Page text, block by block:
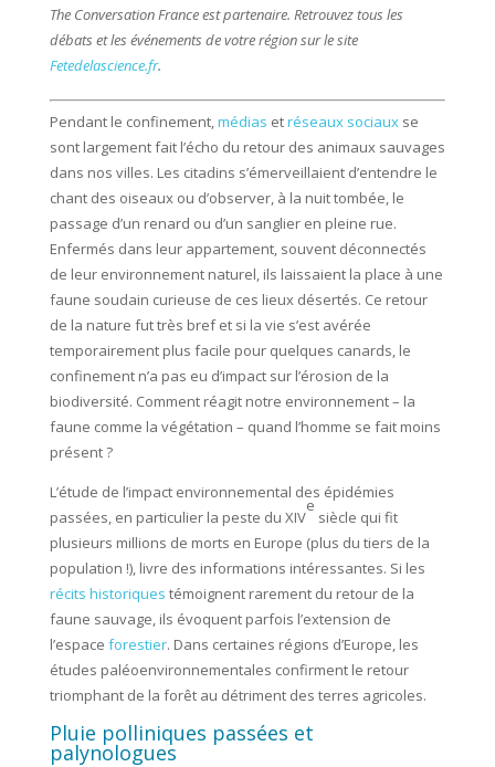
The Conversation France est partenaire. Retrouvez tous les
débats et les événements de votre région sur le site
Fetedelascience.fr.
Pendant le confinement,médias etréseaux sociauxse
sont largement fait l’écho du retour des animaux sauvages
dans nos villes. Les citadins s’émerveillaient d’entendre le
chant des oiseaux ou d’observer, à la nuit tombée, le
passage d’un renard ou d’un sanglier en pleine rue.
Enfermés dans leur appartement, souvent déconnectés
de leur environnement naturel, ils laissaient la place à une
faune soudain curieuse de ces lieux désertés. Ce retour
de la nature fut très bref et si la vie s’est avérée
temporairement plus facile pour quelques canards, le
confinement n’a pas eu d’impact sur l’érosion de la
biodiversité. Comment réagit notre environnement – la
faune comme la végétation – quand l’homme se fait moins
présent ?
L’étude de l’impact environnemental des épidémies
passées, en particulier la peste du XIV
e
siècle qui fit
plusieurs millions de morts en Europe (plus du tiers de la
population !), livre des informations intéressantes. Si les
récits historiques témoignent rarement du retour de la
faune sauvage, ils évoquent parfois l’extension de
l’espace forestier. Dans certaines régions d’Europe, les
études paléoenvironnementales confirment le retour
triomphant de la forêt au détriment des terres agricoles.
Pluie polliniques passées et
palynologues